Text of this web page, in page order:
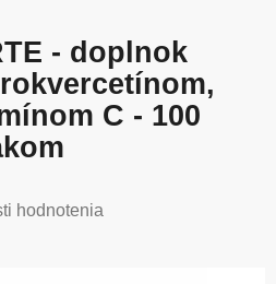
- doplnok
C - 100
hodnotenia